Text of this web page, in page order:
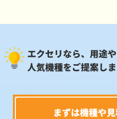
エクセリなら、用途
人気機種をご提案し
まずは機種や